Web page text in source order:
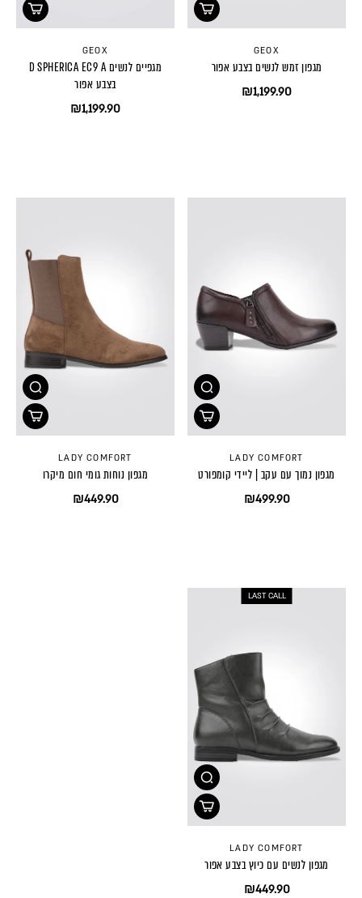
GEOX
מגפון זמש לנשים בצבע אפור
₪1,199.90
GEOX
מגפיים לנשים D SPHERICA EC9 A
בצבע אפור
₪1,199.90
LADY COMFORT
מגפון נמוך עם עקב | ליידי קומפורט
₪499.90
LADY COMFORT
מגפון נוחות גומי חום מיקרו
₪449.90
LAST CALL
LADY COMFORT
מגפון לנשים עם כיוץ בצבע אפור
₪449.90